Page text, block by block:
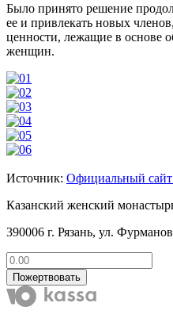
Было принято решение
ее и привлекать новых
ценности, лежащие в основе
женщин.
Источник: Официальный сайт
Казанский женский
390006 г. Рязань, ул.
Пожертвовать